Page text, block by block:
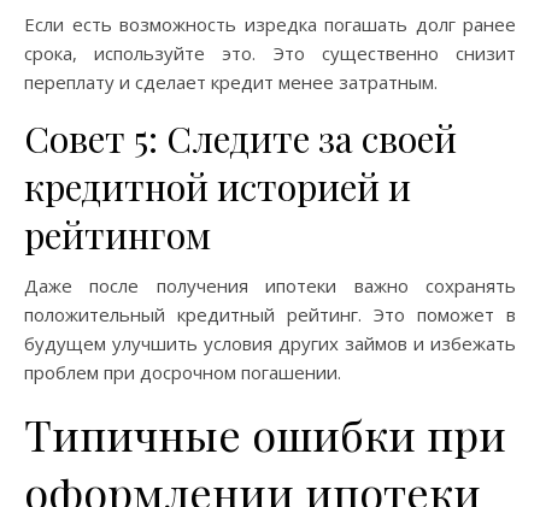
Если есть возможность изредка погашать долг ранее
срока, используйте это. Это существенно снизит
переплату и сделает кредит менее затратным.
Совет 5: Следите за своей
кредитной историей и
рейтингом
Даже после получения ипотеки важно сохранять
положительный кредитный рейтинг. Это поможет в
будущем улучшить условия других займов и избежать
проблем при досрочном погашении.
Типичные ошибки при
оформлении ипотеки